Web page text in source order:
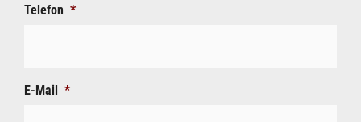
Telefon *
E-Mail *